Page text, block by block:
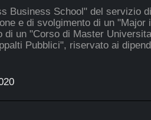
Business School" del servizio
e di svolgimento di un "Major
di un "Corso di Master
Pubblici", riservato ai